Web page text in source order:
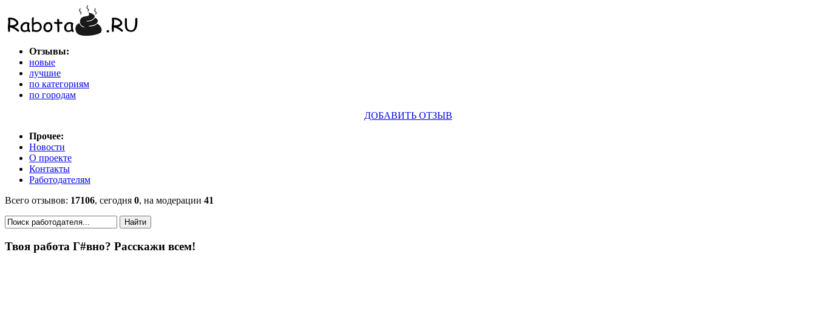
Отзывы:
новые
лучшие
по категориям
по городам
ДОБАВИТЬ ОТЗЫВ
Прочее:
Новости
О проекте
Контакты
Работодателям
Всего отзывов: 17106, сегодня 0, на модерации 41
Твоя работа Г#вно? Расскажи всем!